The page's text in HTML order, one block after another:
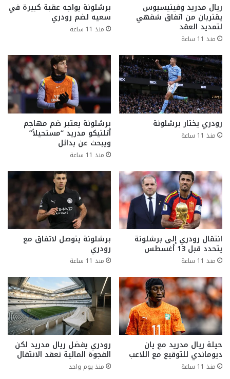
ريال مدريد وفينيسيوس
يقتربان من اتفاق شفهي
لتمديد العقد
منذ 11 ساعة
برشلونة يواجه عقبة كبيرة في
سعيه لضم رودري
منذ 11 ساعة
رودري يختار برشلونة
منذ 11 ساعة
برشلونة يعتبر ضم مهاجم
أتلتيكو مدريد “مستحيلاً”
ويبحث عن بدائل
منذ 11 ساعة
انتقال رودري إلى برشلونة
يتحدد قبل 13 أغسطس
منذ 11 ساعة
برشلونة يتوصل لاتفاق مع
رودري
منذ 11 ساعة
حيلة ريال مدريد مع يان
ديوماندي للتوقيع مع اللاعب
منذ 11 ساعة
رودري يفضل ريال مدريد لكن
الفجوة المالية تعقد الانتقال
منذ يوم واحد